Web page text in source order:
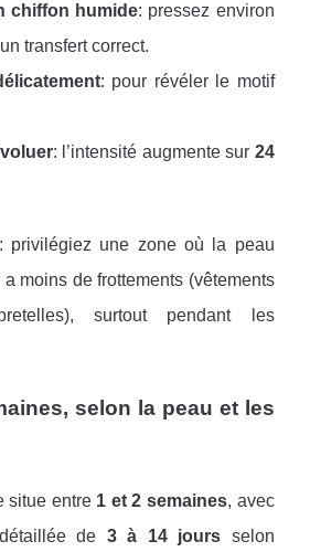
chiffon humide: pressez environ
transfert correct.
: pour révéler le motif
: l’intensité augmente sur 24
: privilégiez une zone où la peau
moins de frottements (vêtements
surtout pendant les
selon la peau et les
situe entre 1 et 2 semaines, avec
de 3 à 14 jours selon